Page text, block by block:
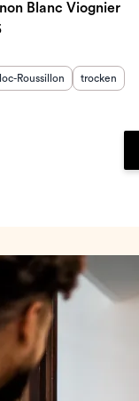
Blanc Viognier
:
Roussillon Geschmack
trocken